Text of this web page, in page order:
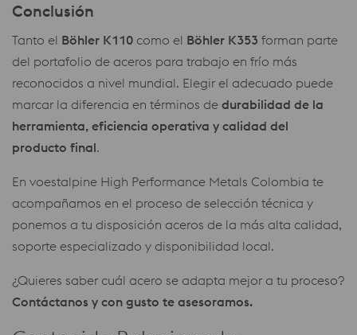
Conclusión
Tanto el Böhler K110 como el Böhler K353 forman parte
del portafolio de aceros para trabajo en frío más
reconocidos a nivel mundial. Elegir el adecuado puede
marcar la diferencia en términos de durabilidad de la
herramienta, eficiencia operativa y calidad del
producto final.
En voestalpine High Performance Metals Colombia te
acompañamos en el proceso de selección técnica y
ponemos a tu disposición aceros de la más alta calidad,
soporte especializado y disponibilidad local.
¿Quieres saber cuál acero se adapta mejor a tu proceso?
Contáctanos y con gusto te asesoramos.